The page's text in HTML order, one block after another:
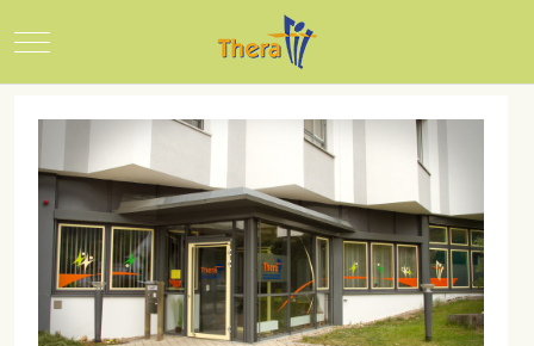
Physiotherapie und
Gesundheitsförderung
Mobile Menu Toggle